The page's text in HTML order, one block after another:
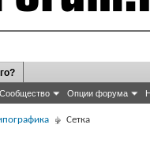
Сообщество Опции форума
Сетка